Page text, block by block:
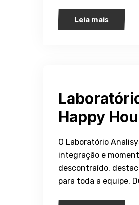
Leia mais
Happy
O Laboratório
integração e
descontraído,
para toda a equipe.